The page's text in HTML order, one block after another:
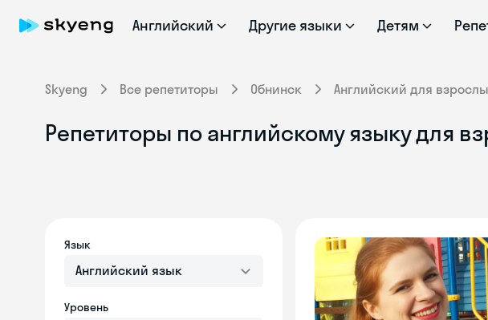
Английский Другие языки Детям
Skyeng Все репетиторы Обнинск Английский для
Репетиторы по английскому языку для
Язык
Английский язык
Уровень